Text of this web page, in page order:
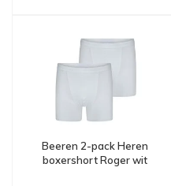
Beeren 2-pack Heren
boxershort Roger wit